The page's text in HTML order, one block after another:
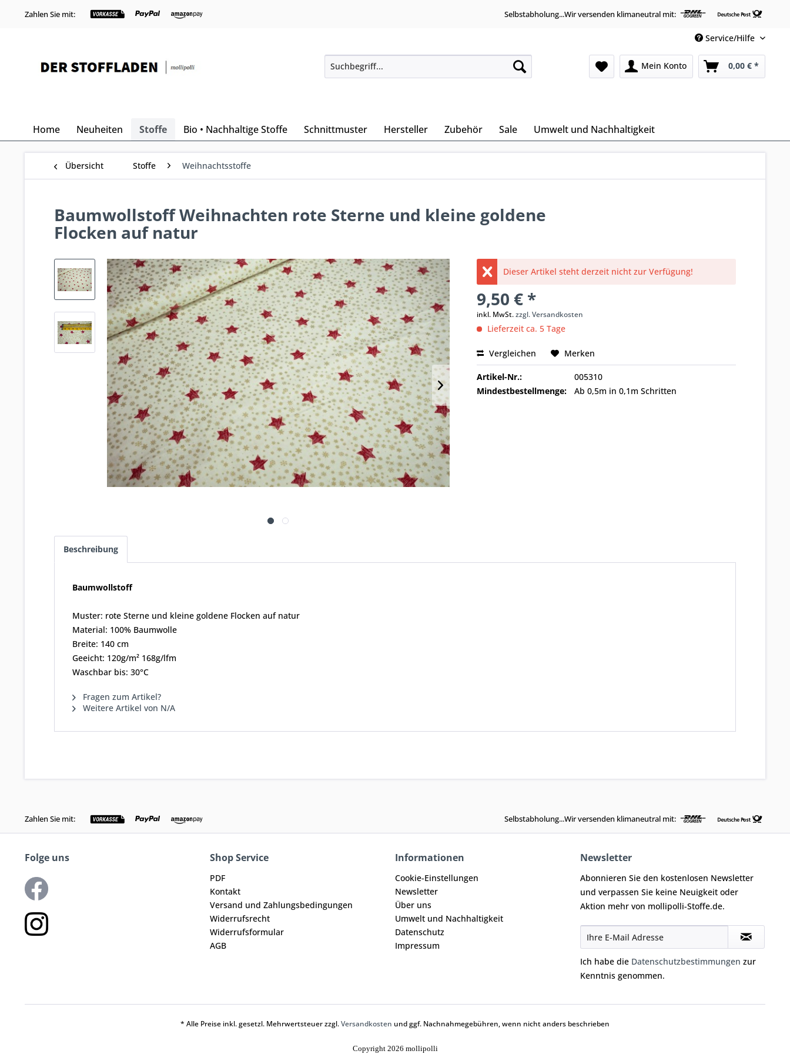
Zahlen Sie mit: Selbstabholung...Wir versenden klimaneutral mit:
Service/Hilfe
Mein Konto 0,00 € *
Home Neuheiten Stoffe Bio • Nachhaltige Stoffe Schnittmuster Hersteller Zubehör Sale Umwelt und Nachhaltigkeit
Übersicht Stoffe Weihnachtsstoffe
Baumwollstoff Weihnachten rote Sterne und kleine goldene
Flocken auf natur
Dieser Artikel steht derzeit nicht zur Verfügung!
9,50 € *
inkl. MwSt.zzgl. Versandkosten
Lieferzeit ca. 5 Tage
Vergleichen Merken
Artikel-Nr.:
005310
Mindestbestellmenge:
Ab 0,5m in 0,1m Schritten
Beschreibung
Baumwollstoff
Muster: rote Sterne und kleine goldene Flocken auf natur
Material: 100% Baumwolle
Breite: 140 cm
Geeicht: 120g/m² 168g/lfm
Waschbar bis: 30°C
Fragen zum Artikel?
Weitere Artikel von N/A
Zahlen Sie mit: Selbstabholung...Wir versenden klimaneutral mit:
Folge uns Shop Service
PDF
Kontakt
Versand und Zahlungsbedingungen
Widerrufsrecht
Widerrufsformular
AGB
Informationen
Cookie-Einstellungen
Newsletter
Über uns
Umwelt und Nachhaltigkeit
Datenschutz
Impressum
Newsletter
Abonnieren Sie den kostenlosen Newsletter
und verpassen Sie keine Neuigkeit oder
Aktion mehr von mollipolli-Stoffe.de.
Ich habe die Datenschutzbestimmungen zur
Kenntnis genommen.
* Alle Preise inkl. gesetzl. Mehrwertsteuer zzgl.Versandkosten und ggf. Nachnahmegebühren, wenn nicht anders beschrieben
Copyright 2026 mollipolli